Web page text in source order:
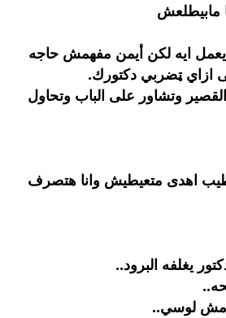
مابيطلعش
ايه لكن أيمن مفهمش حاجه
ازاي ټضربي دكتورك.
وتشاور على الباب وتحاول
اهدى متعيطيش وانا هتصرف
يغلفه البرود..
مش لوسي..